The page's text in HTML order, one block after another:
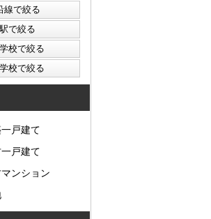
戸建て
戸建て
ンション